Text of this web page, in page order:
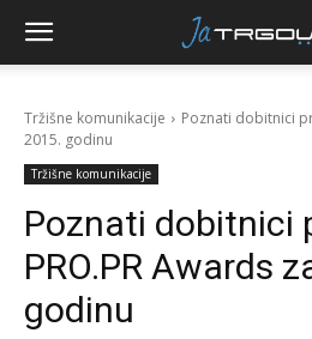
Tržišne komunikacije
Poznati dobitnici
2015. godinu
Tržišne komunikacije
Poznati dobitnici
PRO.PR Awards
godinu